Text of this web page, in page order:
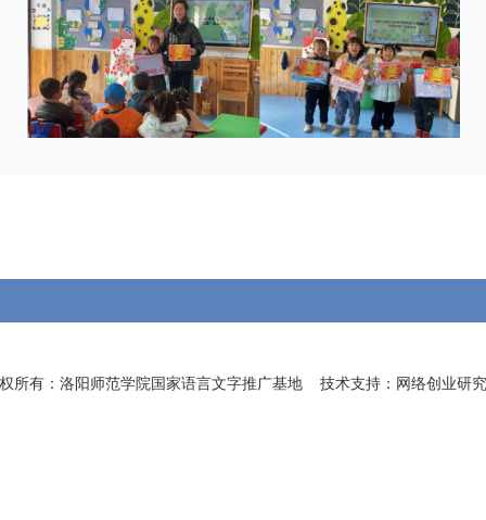
所有：洛阳师范学院国家语言文字推广基地 技术支持：网络创业研